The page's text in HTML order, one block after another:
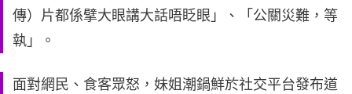
傳）片都係擘大眼講大話唔眨眼」、「公關災難，等
執」。
面對網民、食客眾怒，妹姐潮鍋鮮於社交平台發布道